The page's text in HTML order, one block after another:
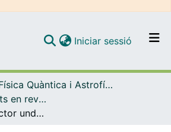
Navega per tot el DD
Com publicar
Iniciar sessió (current)
Física Quàntica i Astrofísica
Articles publicats en revistes (Física Quàntica i Astrofísica)
Electroweak sector under scrutiny: A combined analysis of LHC and electroweak precision data